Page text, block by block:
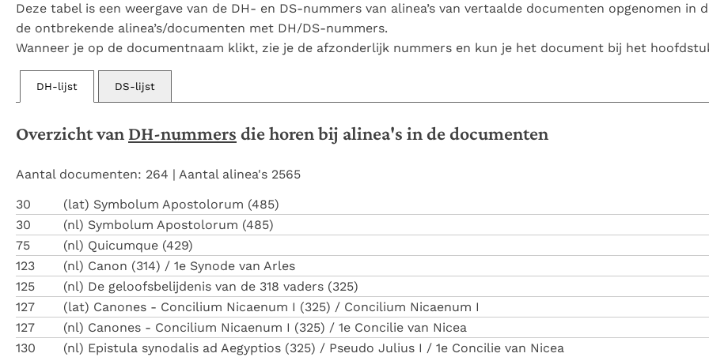
heiligheid
Deze tabel is een weergave van de DH- en DS-nummers van alinea’s van vertaalde documenten opgenomen
de ontbrekende alinea’s/documenten met DH/DS-nummers.
Wanneer je op de documentnaam klikt, zie je de afzonderlijk nummers en kun je het document bij het
Overzicht van DH-nummers die horen bij alinea's in de documenten
Aantal documenten: 264 | Aantal alinea's 2565
30
(lat) Symbolum Apostolorum (485)
30
(nl) Symbolum Apostolorum (485)
75
(nl) Quicumque (429)
123
(nl) Canon (314) / 1e Synode van Arles
125
(nl) De geloofsbelijdenis van de 318 vaders (325)
127
(lat) Canones - Concilium Nicaenum I (325) / Concilium Nicaenum I
127
(nl) Canones - Concilium Nicaenum I (325) / 1e Concilie van Nicea
130
(nl) Epistula synodalis ad Aegyptios (325) / Pseudo Julius I / 1e Concilie van Nicea